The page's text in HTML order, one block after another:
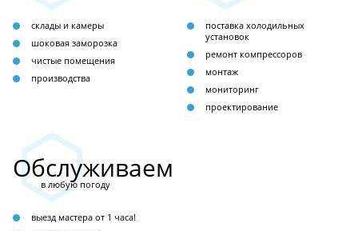
склады и камеры
шоковая заморозка
чистые помещения
производства
поставка холодильных
установок
ремонт компрессоров
монтаж
мониторинг
проектирование
Обслуживаем
в любую погоду
выезд мастера от 1 часа!